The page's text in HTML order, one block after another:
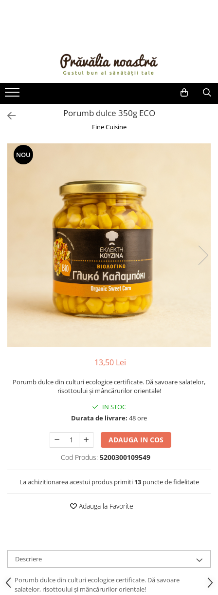
ULEIURI ȘI UNTURI
MĂSLINE
FRUCTE DESHIDRATATE
FRUCTE LA CONSERVĂ
OȚETURI ȘI SOSURI
FĂINĂ FĂRĂ GLUTEN
BĂUTURI / LAPTE VEGETAL
OREZ ȘI CEREALE
CREME ȘI PASTE TARTINABILE
CEAIURI GRECEȘTI
CIOCOLATĂ ȘI CACAO
HEALTHY SNACKS
SUPERALIMENTE
LACTATE
REMEDII NATURISTE
Porumb dulce 350g ECO
Fine Cuisine
NOU
13,50 Lei
Porumb dulce din culturi ecologice certificate. Dă savoare salatelor,
risottoului și mâncărurilor orientale!
IN STOC
Durata de livrare: 48 ore
ADAUGA IN COS
Cod Produs: 5200300109549
La achizitionarea acestui produs primiti 13puncte de fidelitate
Adauga la Favorite
Descriere
Porumb dulce din culturi ecologice certificate. Dă savoare
salatelor, risottoului și mâncărurilor orientale!